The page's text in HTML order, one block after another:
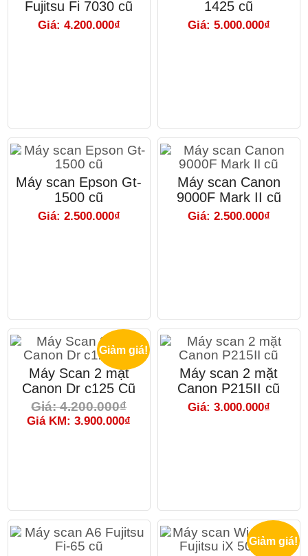
Fujitsu Fi 7030 cũ
Giá: 4.200.000₫
1425 cũ
Giá: 5.000.000₫
Máy scan Epson Gt-
1500 cũ
Giá: 2.500.000₫
Máy scan Canon
9000F Mark II cũ
Giá: 2.500.000₫
Giảm giá!
Máy Scan 2 mặt
Canon Dr c125 Cũ
Giá: 4.200.000₫
Giá KM: 3.900.000₫
Máy scan 2 mặt
Canon P215II cũ
Giá: 3.000.000₫
Giảm giá!